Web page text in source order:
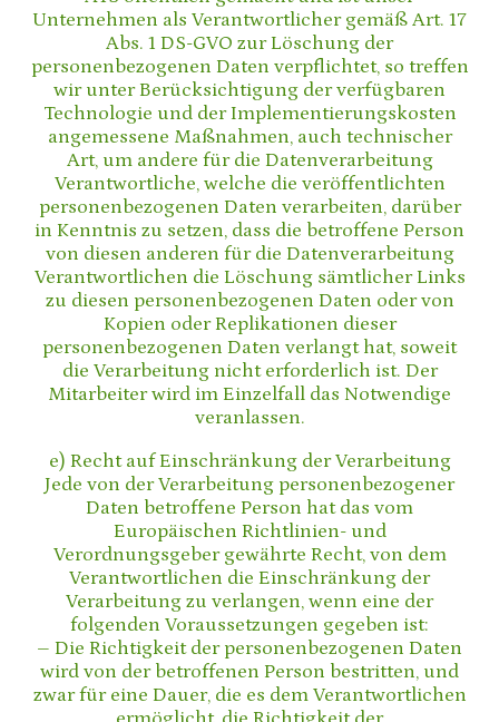
Unternehmen als Verantwortlicher gemäß Art. 17
Abs. 1 DS-GVO zur Löschung der
personenbezogenen Daten verpflichtet, so treffen
wir unter Berücksichtigung der verfügbaren
Technologie und der Implementierungskosten
angemessene Maßnahmen, auch technischer
Art, um andere für die Datenverarbeitung
Verantwortliche, welche die veröffentlichten
personenbezogenen Daten verarbeiten, darüber
in Kenntnis zu setzen, dass die betroffene Person
von diesen anderen für die Datenverarbeitung
Verantwortlichen die Löschung sämtlicher Links
zu diesen personenbezogenen Daten oder von
Kopien oder Replikationen dieser
personenbezogenen Daten verlangt hat, soweit
die Verarbeitung nicht erforderlich ist. Der
Mitarbeiter wird im Einzelfall das Notwendige
veranlassen.
e) Recht auf Einschränkung der Verarbeitung
Jede von der Verarbeitung personenbezogener
Daten betroffene Person hat das vom
Europäischen Richtlinien- und
Verordnungsgeber gewährte Recht, von dem
Verantwortlichen die Einschränkung der
Verarbeitung zu verlangen, wenn eine der
folgenden Voraussetzungen gegeben ist:
– Die Richtigkeit der personenbezogenen Daten
wird von der betroffenen Person bestritten, und
zwar für eine Dauer, die es dem Verantwortlichen